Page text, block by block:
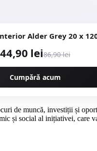
44,90 lei86,90 lei
Cumpără acum
de muncă, investiții și
și social al inițiativei, care